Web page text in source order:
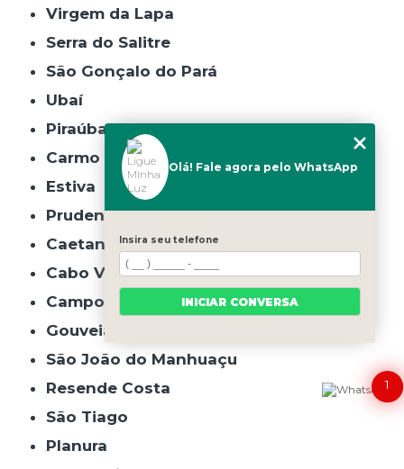
Virgem da Lapa
Serra do Salitre
São Gonçalo do Pará
Ubaí
Piraúba
Carmo da Cachoeira
Estiva
Prudente de Morais
Caetanópolis
Cabo Verde
Campo do Meio
Gouveia
São João do Manhuaçu
Resende Costa
São Tiago
Planura
1
Olá! Fale agora pelo WhatsApp
Insira seu telefone
INICIAR CONVERSA